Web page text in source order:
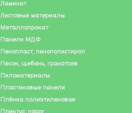
Ламинат
Листовые материалы
Металлопрокат
Панели МДФ
Пенопласт, пенополистирол
Песок, щебень, гранотсев
Пиломатериалы
Пластиковые панели
Плёнка полиэтиленовая